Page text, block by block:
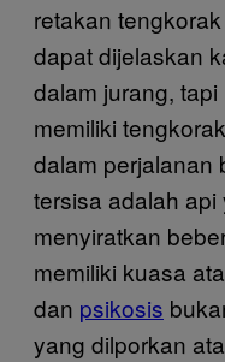
retakan
dapat dijelaskan
dalam jurang,
memiliki
dalam perjalanan
tersisa adalah
menyiratkan
memiliki kuasa
dan psikosis
yang dilporkan